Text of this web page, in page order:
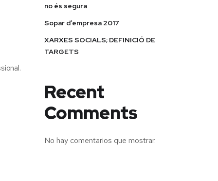
no és segura
Sopar d’empresa 2017
XARXES SOCIALS; DEFINICIÓ DE
TARGETS
Recent
Comments
No hay comentarios que mostrar.